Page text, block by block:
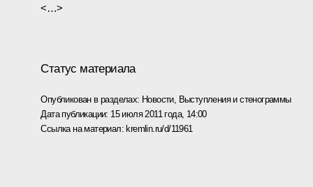
<…>
Статус материала
Опубликован в разделах: Новости, Выступления и стенограммы
Дата публикации: 15 июля 2011 года, 14:00
Ссылка на материал: kremlin.ru/d/11961